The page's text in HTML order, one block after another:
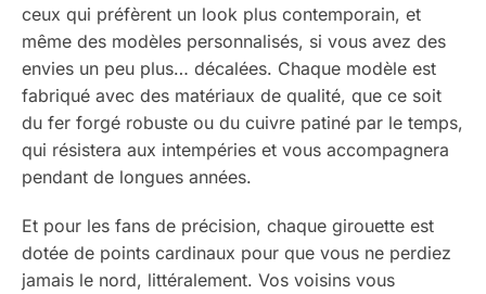
ceux qui préfèrent un look plus contemporain, et
même des modèles personnalisés, si vous avez des
envies un peu plus… décalées. Chaque modèle est
fabriqué avec des matériaux de qualité, que ce soit
du fer forgé robuste ou du cuivre patiné par le temps,
qui résistera aux intempéries et vous accompagnera
pendant de longues années.
Et pour les fans de précision, chaque girouette est
dotée de points cardinaux pour que vous ne perdiez
jamais le nord, littéralement. Vos voisins vous